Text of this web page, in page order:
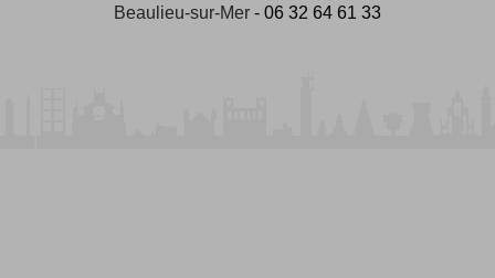
Beaulieu-sur-Mer - 06 32 64 61 33